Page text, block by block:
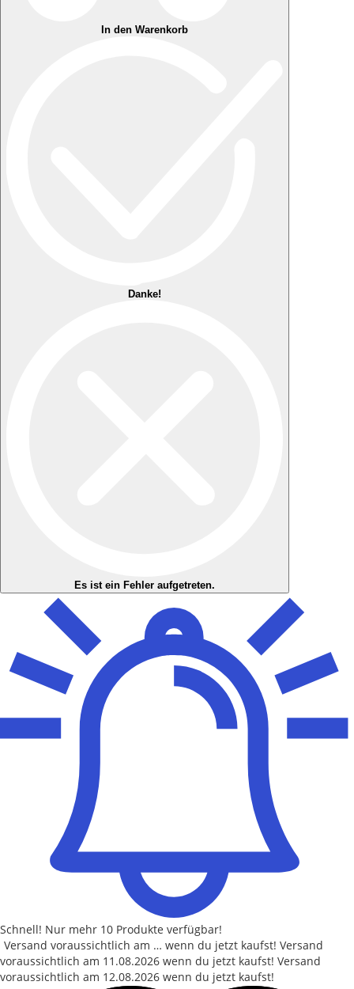
In den Warenkorb
Danke!
Es ist ein Fehler aufgetreten.
Schnell! Nur mehr 10 Produkte verfügbar!
Versand voraussichtlich am … wenn du jetzt kaufst! Versand
voraussichtlich am 11.08.2026 wenn du jetzt kaufst! Versand
voraussichtlich am 12.08.2026 wenn du jetzt kaufst!